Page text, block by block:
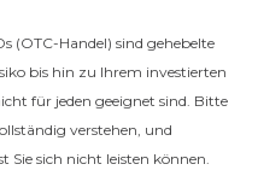
(OTC-Handel) sind gehebelte
bis hin zu Ihrem investierten
für jeden geeignet sind. Bitte
verstehen, und
Sie sich nicht leisten können.